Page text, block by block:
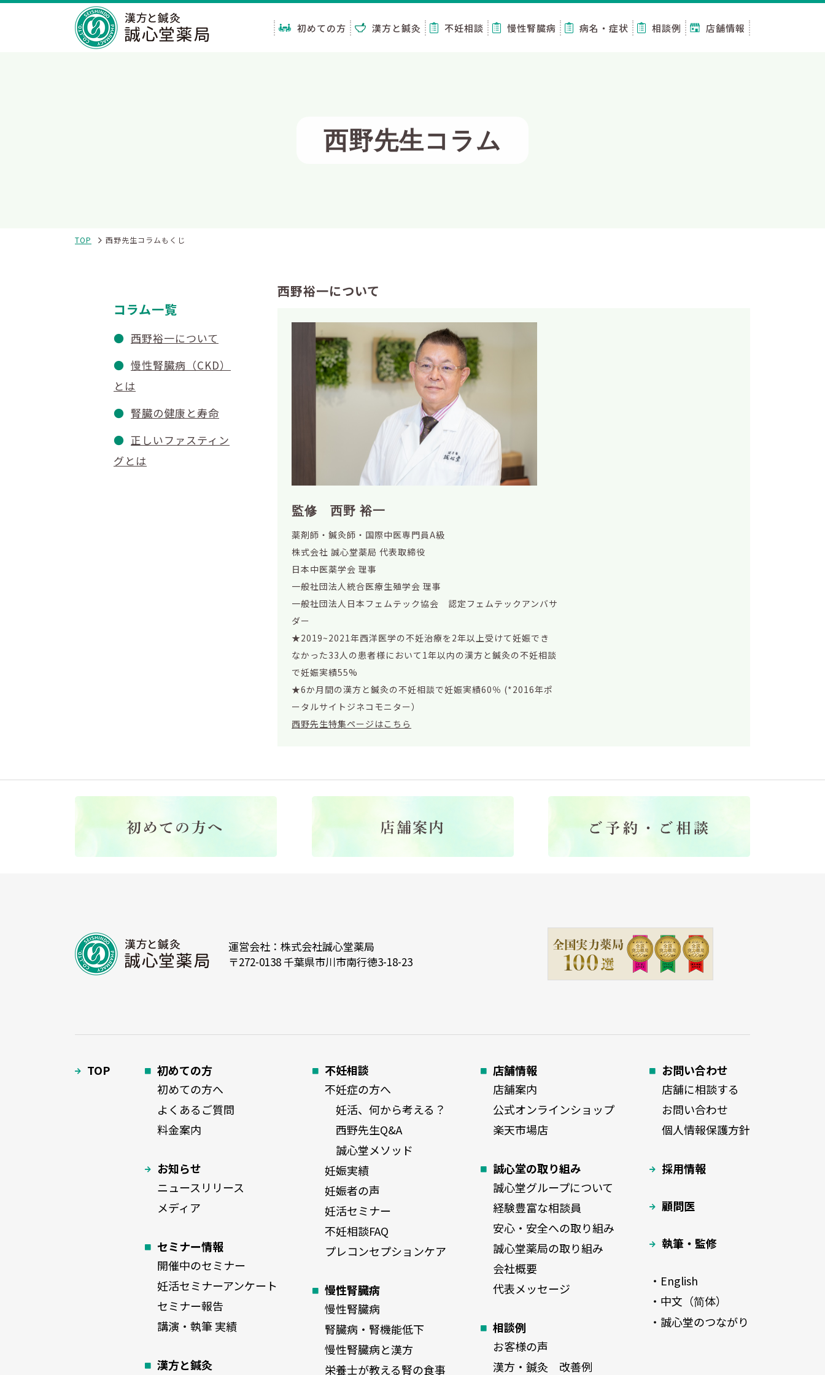
初めての方 漢方と鍼灸 不妊相談 慢性腎臓病 病名・症状 相談例 店舗情報
西野先生コラム
TOP 西野先生コラムもくじ
西野裕一について
監修 西野 裕一
薬剤師・鍼灸師・国際中医専門員A級
株式会社 誠心堂薬局 代表取締役
日本中医薬学会 理事
一般社団法人統合医療生殖学会 理事
一般社団法人日本フェムテック協会 認定フェムテックアンバサ
ダー
★2019~2021年西洋医学の不妊治療を2年以上受けて妊娠でき
なかった33人の患者様において1年以内の漢方と鍼灸の不妊相談
で妊娠実績55%
★6か月間の漢方と鍼灸の不妊相談で妊娠実績60％ (*2016年ポ
ータルサイトジネコモニター）
西野先生特集ページはこちら
コラム一覧
西野裕一について
慢性腎臓病（CKD）
とは
腎臓の健康と寿命
正しいファスティン
グとは
運営会社：株式会社誠心堂薬局
〒272-0138 千葉県市川市南行徳3-18-23
TOP
初めての方
初めての方へ
よくあるご質問
料金案内
お知らせ
ニュースリリース
メディア
セミナー情報
開催中のセミナー
妊活セミナーアンケート
セミナー報告
講演・執筆 実績
漢方と鍼灸
不妊相談
不妊症の方へ
妊活、何から考える？
西野先生Q&A
誠心堂メソッド
妊娠実績
妊娠者の声
妊活セミナー
不妊相談FAQ
プレコンセプションケア
慢性腎臓病
慢性腎臓病
腎臓病・腎機能低下
慢性腎臓病と漢方
栄養士が教える腎の食事
店舗情報
店舗案内
公式オンラインショップ
楽天市場店
誠心堂の取り組み
誠心堂グループについて
経験豊富な相談員
安心・安全への取り組み
誠心堂薬局の取り組み
会社概要
代表メッセージ
相談例
お客様の声
漢方・鍼灸 改善例
お問い合わせ
店舗に相談する
お問い合わせ
個人情報保護方針
採用情報
顧問医
執筆・監修
・English
・中文（简体）
・誠心堂のつながり